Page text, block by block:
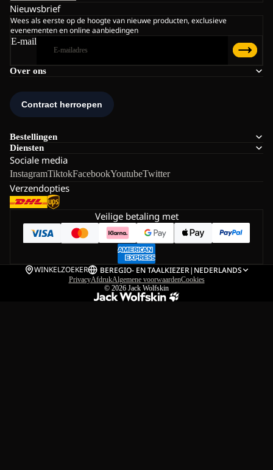
Over ons
Bestellingen
Diensten
Sociale media
InstagramTiktokFacebookYoutubeTwitter
Verzendopties
Nieuwsbrief
Wees als eerste op de hoogte van nieuwe producten, exclusieve
evenementen en online aanbiedingen
E-mail
Veilige betaling met
WINKELZOEKER BEREGIO- EN TAALKIEZER| NEDERLANDS
PrivacyAfdrukAlgemene voorwaardenCookies
© 2026 Jack Wolfskin